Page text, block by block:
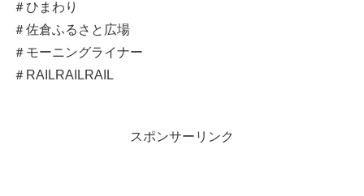
＃ひまわり
＃佐倉ふるさと広場
＃モーニングライナー
＃RAILRAILRAIL
スポンサーリンク